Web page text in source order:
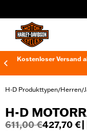
Kostenloser Versand
H-D Produkttypen/Herren/
H-D
611,00 €427,70 €